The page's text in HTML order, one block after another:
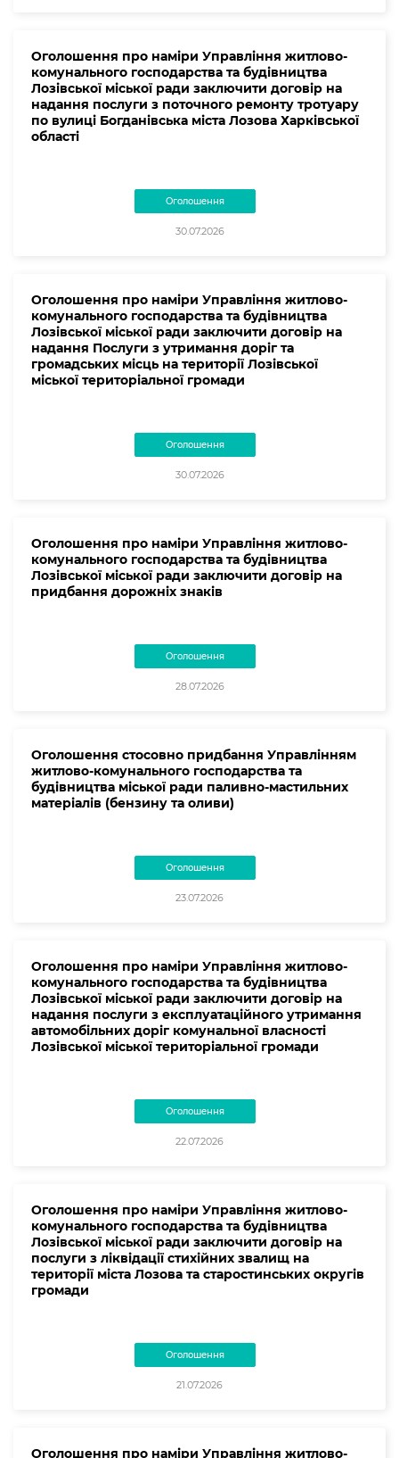
Оголошення про наміри Управління житлово-
комунального господарства та будівництва
Лозівської міської ради заключити договір на
надання послуги з поточного ремонту тротуару
по вулиці Богданівська міста Лозова Харківської
області
Оголошення
30.07.2026
Оголошення про наміри Управління житлово-
комунального господарства та будівництва
Лозівської міської ради заключити договір на
надання Послуги з утримання доріг та
громадських місць на території Лозівської
міської територіальної громади
Оголошення
30.07.2026
Оголошення про наміри Управління житлово-
комунального господарства та будівництва
Лозівської міської ради заключити договір на
придбання дорожніх знаків
Оголошення
28.07.2026
Оголошення стосовно придбання Управлінням
житлово-комунального господарства та
будівництва міської ради паливно-мастильних
матеріалів (бензину та оливи)
Оголошення
23.07.2026
Оголошення про наміри Управління житлово-
комунального господарства та будівництва
Лозівської міської ради заключити договір на
надання послуги з експлуатаційного утримання
автомобільних доріг комунальної власності
Лозівської міської територіальної громади
Оголошення
22.07.2026
Оголошення про наміри Управління житлово-
комунального господарства та будівництва
Лозівської міської ради заключити договір на
послуги з ліквідації стихійних звалищ на
території міста Лозова та старостинських округів
громади
Оголошення
21.07.2026
Оголошення про наміри Управління житлово-